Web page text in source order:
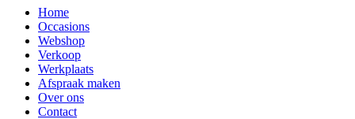
Home
Occasions
Webshop
Verkoop
Werkplaats
Afspraak maken
Over ons
Contact